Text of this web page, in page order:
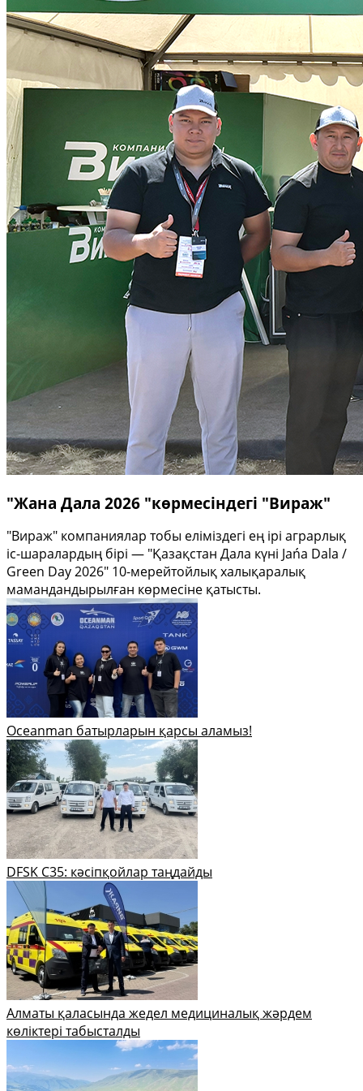
"Жана Дала 2026 "көрмесіндегі "Вираж"
"Вираж" компаниялар тобы еліміздегі ең ірі аграрлық
іс-шаралардың бірі — "Қазақстан Дала күні Jańa Dala /
Green Day 2026" 10-мерейтойлық халықаралық
мамандандырылған көрмесіне қатысты.
Oceanman батырларын қарсы аламыз!
DFSK C35: кәсіпқойлар таңдайды
Алматы қаласында жедел медициналық жәрдем
көліктері табысталды